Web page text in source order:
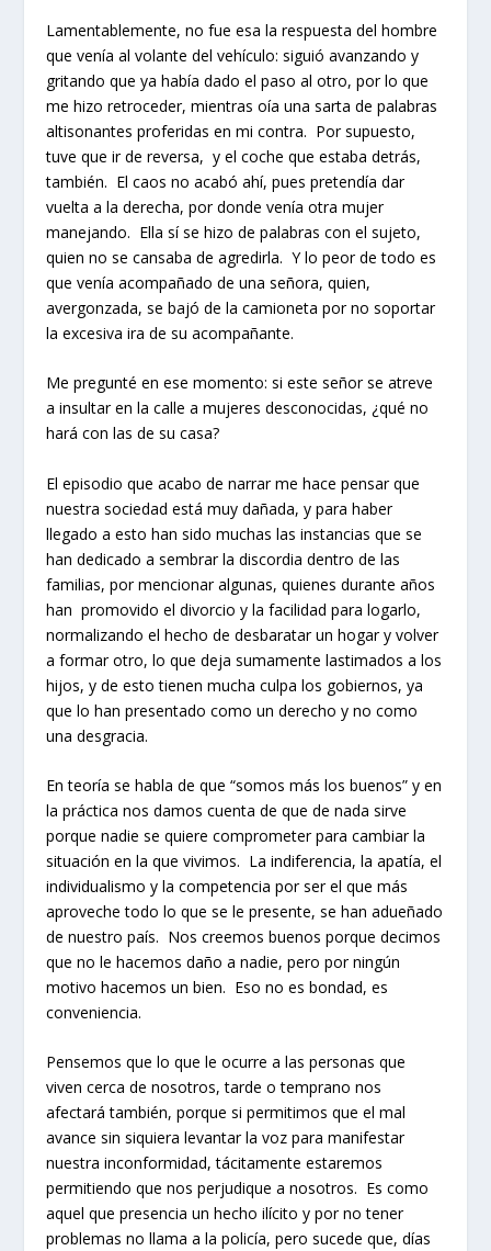
Lamentablemente, no fue esa la respuesta del hombre
que venía al volante del vehículo: siguió avanzando y
gritando que ya había dado el paso al otro, por lo que
me hizo retroceder, mientras oía una sarta de palabras
altisonantes proferidas en mi contra. Por supuesto,
tuve que ir de reversa, y el coche que estaba detrás,
también. El caos no acabó ahí, pues pretendía dar
vuelta a la derecha, por donde venía otra mujer
manejando. Ella sí se hizo de palabras con el sujeto,
quien no se cansaba de agredirla. Y lo peor de todo es
que venía acompañado de una señora, quien,
avergonzada, se bajó de la camioneta por no soportar
la excesiva ira de su acompañante.
Me pregunté en ese momento: si este señor se atreve
a insultar en la calle a mujeres desconocidas, ¿qué no
hará con las de su casa?
El episodio que acabo de narrar me hace pensar que
nuestra sociedad está muy dañada, y para haber
llegado a esto han sido muchas las instancias que se
han dedicado a sembrar la discordia dentro de las
familias, por mencionar algunas, quienes durante años
han promovido el divorcio y la facilidad para logarlo,
normalizando el hecho de desbaratar un hogar y volver
a formar otro, lo que deja sumamente lastimados a los
hijos, y de esto tienen mucha culpa los gobiernos, ya
que lo han presentado como un derecho y no como
una desgracia.
En teoría se habla de que “somos más los buenos” y en
la práctica nos damos cuenta de que de nada sirve
porque nadie se quiere comprometer para cambiar la
situación en la que vivimos. La indiferencia, la apatía, el
individualismo y la competencia por ser el que más
aproveche todo lo que se le presente, se han adueñado
de nuestro país. Nos creemos buenos porque decimos
que no le hacemos daño a nadie, pero por ningún
motivo hacemos un bien. Eso no es bondad, es
conveniencia.
Pensemos que lo que le ocurre a las personas que
viven cerca de nosotros, tarde o temprano nos
afectará también, porque si permitimos que el mal
avance sin siquiera levantar la voz para manifestar
nuestra inconformidad, tácitamente estaremos
permitiendo que nos perjudique a nosotros. Es como
aquel que presencia un hecho ilícito y por no tener
problemas no llama a la policía, pero sucede que, días